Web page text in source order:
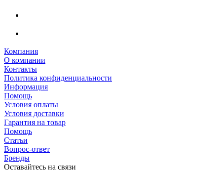
Компания
О компании
Контакты
Политика конфиденциальности
Информация
Помощь
Условия оплаты
Условия доставки
Гарантия на товар
Помощь
Статьи
Вопрос-ответ
Бренды
Оставайтесь на связи